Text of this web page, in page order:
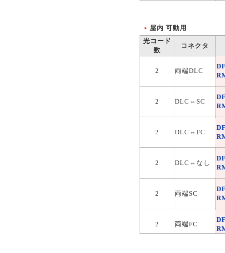
2
屋内 可動用
光コード
数
コネクタ
2 両端DLC
2 DLC⇔SC
2 DLC⇔FC
2 DLC⇔なし
2 両端SC
2 両端FC